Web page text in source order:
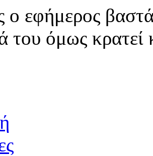
ο εφήμερος
του όμως κρατεί